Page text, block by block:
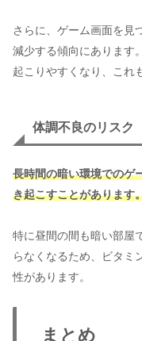
さらに、ゲーム画面を見
減少する傾向にあります
起こりやすくなり、これ
体調不良のリスク
長時間の暗い環境でのゲ
き起こすことがあります
特に昼間の間も暗い部屋
らなくなるため、ビタミ
性があります。
まとめ